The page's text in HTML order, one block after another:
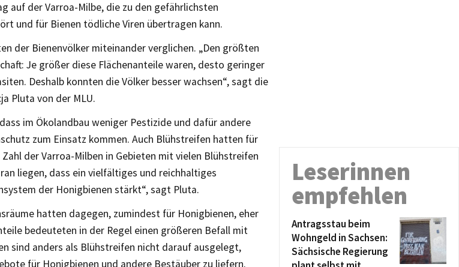
auf der Varroa-Milbe, die zu den gefährlichsten
und für Bienen tödliche Viren übertragen kann.
der Bienenvölker miteinander verglichen. „Den größten
Je größer diese Flächenanteile waren, desto geringer
Deshalb konnten die Völker besser wachsen“, sagt die
Pluta von der MLU.
im Ökolandbau weniger Pestizide und dafür andere
zum Einsatz kommen. Auch Blühstreifen hatten für
der Varroa-Milben in Gebieten mit vielen Blühstreifen
liegen, dass ein vielfältiges und reichhaltiges
der Honigbienen stärkt“, sagt Pluta.
hatten dagegen, zumindest für Honigbienen, eher
bedeuteten in der Regel einen größeren Befall mit
sind anders als Blühstreifen nicht darauf ausgelegt,
für Honigbienen und andere Bestäuber zu liefern.
Leserinnen
empfehlen
Antragsstau beim
Wohngeld in Sachsen:
Sächsische Regierung